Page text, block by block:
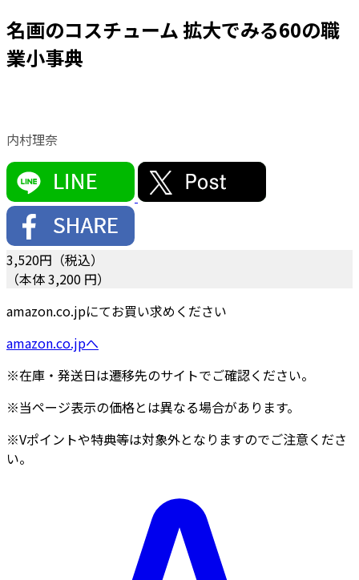
名画のコスチューム 拡大でみる60の職
業小事典
内村理奈
3,520円（税込）
（本体 3,200 円）
amazon.co.jpにてお買い求めください
amazon.co.jpへ
※在庫・発送日は遷移先のサイトでご確認ください。
※当ページ表示の価格とは異なる場合があります。
※Vポイントや特典等は対象外となりますのでご注意くださ
い。